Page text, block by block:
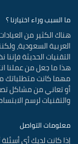
ما السبب وراء اختيارنا ؟
هناك الكثير من
العربية السعودية،
التقنيات الحديثة
هذا ما جعل من عملنا
مهما كانت متطلباتك
أو تعاني من مشاكل
والتقنيات لرسم
معلومات التواصل
إذا كانت لديك أي